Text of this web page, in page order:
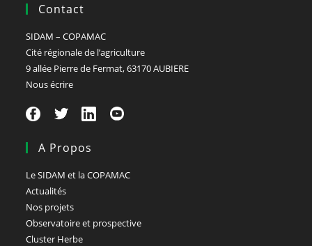
Contact
SIDAM – COPAMAC
Cité régionale de l’agriculture
9 allée Pierre de Fermat, 63170 AUBIERE
Nous écrire
A Propos
Le SIDAM et la COPAMAC
Actualités
Nos projets
Observatoire et prospective
Cluster Herbe